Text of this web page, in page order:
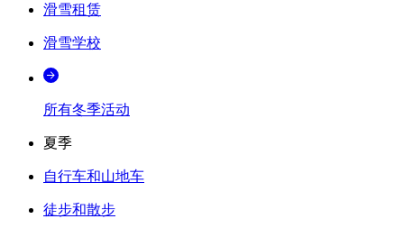
滑雪租赁
滑雪学校
所有冬季活动
夏季
自行车和山地车
徒步和散步